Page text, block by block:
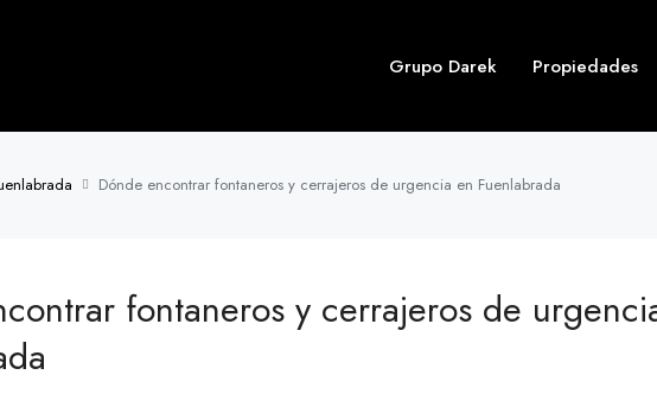
Grupo Darek Propiedades
Dónde encontrar fontaneros y cerrajeros de urgencia en Fuenlabrada
fontaneros y cerrajeros de